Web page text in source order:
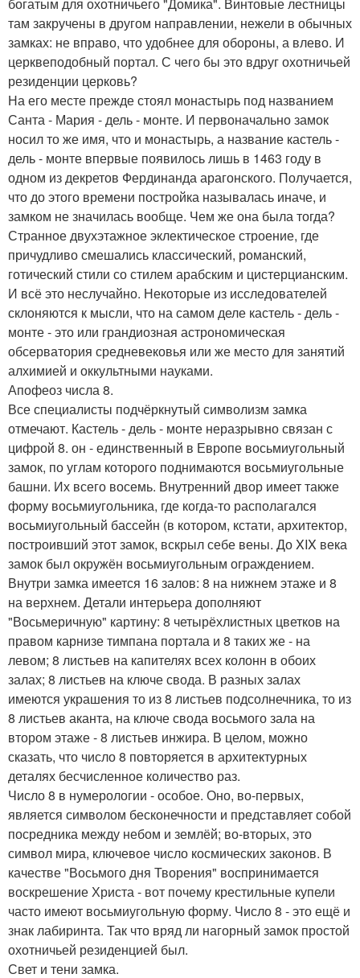
богатым для охотничьего "Домика". Винтовые лестницы
там закручены в другом направлении, нежели в обычных
замках: не вправо, что удобнее для обороны, а влево. И
церквеподобный портал. С чего бы это вдруг охотничьей
резиденции церковь?
На его месте прежде стоял монастырь под названием
Санта - Мария - дель - монте. И первоначально замок
носил то же имя, что и монастырь, а название кастель -
дель - монте впервые появилось лишь в 1463 году в
одном из декретов Фердинанда арагонского. Получается,
что до этого времени постройка называлась иначе, и
замком не значилась вообще. Чем же она была тогда?
Странное двухэтажное эклектическое строение, где
причудливо смешались классический, романский,
готический стили со стилем арабским и цистерцианским.
И всё это неслучайно. Некоторые из исследователей
склоняются к мысли, что на самом деле кастель - дель -
монте - это или грандиозная астрономическая
обсерватория средневековья или же место для занятий
алхимией и оккультными науками.
Апофеоз числа 8.
Все специалисты подчёркнутый символизм замка
отмечают. Кастель - дель - монте неразрывно связан с
цифрой 8. он - единственный в Европе восьмиугольный
замок, по углам которого поднимаются восьмиугольные
башни. Их всего восемь. Внутренний двор имеет также
форму восьмиугольника, где когда-то располагался
восьмиугольный бассейн (в котором, кстати, архитектор,
построивший этот замок, вскрыл себе вены. До XIX века
замок был окружён восьмиугольным ограждением.
Внутри замка имеется 16 залов: 8 на нижнем этаже и 8
на верхнем. Детали интерьера дополняют
"Восьмеричную" картину: 8 четырёхлистных цветков на
правом карнизе тимпана портала и 8 таких же - на
левом; 8 листьев на капителях всех колонн в обоих
залах; 8 листьев на ключе свода. В разных залах
имеются украшения то из 8 листьев подсолнечника, то из
8 листьев аканта, на ключе свода восьмого зала на
втором этаже - 8 листьев инжира. В целом, можно
сказать, что число 8 повторяется в архитектурных
деталях бесчисленное количество раз.
Число 8 в нумерологии - особое. Оно, во-первых,
является символом бесконечности и представляет собой
посредника между небом и землёй; во-вторых, это
символ мира, ключевое число космических законов. В
качестве "Восьмого дня Творения" воспринимается
воскрешение Христа - вот почему крестильные купели
часто имеют восьмиугольную форму. Число 8 - это ещё и
знак лабиринта. Так что вряд ли нагорный замок простой
охотничьей резиденцией был.
Свет и тени замка.